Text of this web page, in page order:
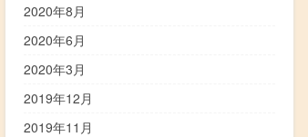
2020年8月
2020年6月
2020年3月
2019年12月
2019年11月